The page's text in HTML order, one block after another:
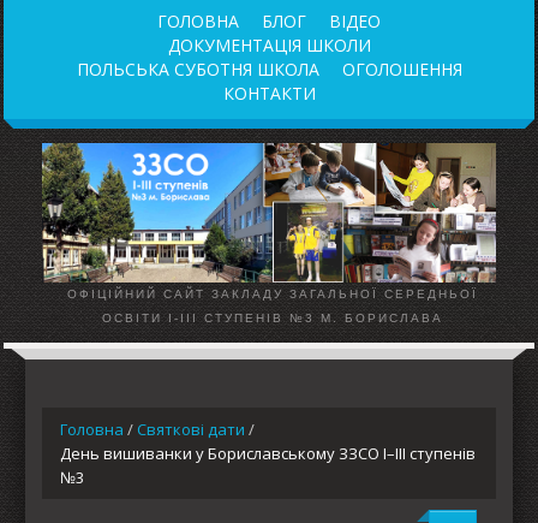
ГОЛОВНА БЛОГ
ВІДЕО
ДОКУМЕНТАЦІЯ ШКОЛИ
ПОЛЬСЬКА СУБОТНЯ ШКОЛА
ОГОЛОШЕННЯ
КОНТАКТИ
ОФІЦІЙНИЙ САЙТ ЗАКЛАДУ ЗАГАЛЬНОЇ СЕРЕДНЬОЇ
ОСВІТИ І-ІІІ СТУПЕНІВ №3 М. БОРИСЛАВА
Головна / Святкові дати /
День вишиванки у Бориславському ЗЗСО І–ІІІ ступенів
№3